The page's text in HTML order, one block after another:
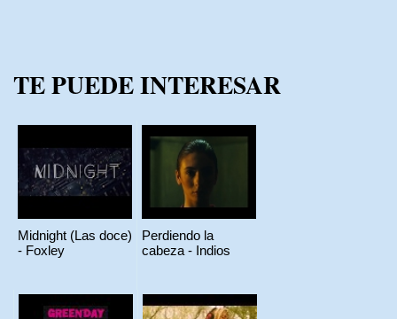
TE PUEDE INTERESAR
Midnight (Las doce)
- Foxley
Perdiendo la
cabeza - Indios